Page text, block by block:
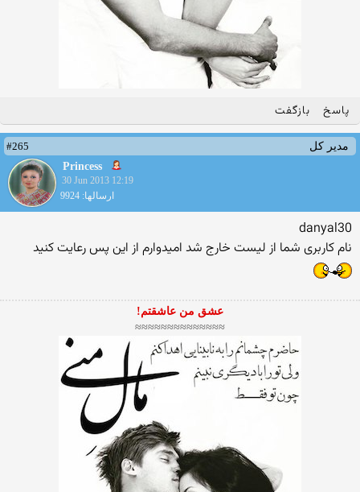
پاسخ بازگفت
مدیر کل
#265
Princess
30 Jun 2013 12:19
ارسالها: 9924
danyal30
نام کاربری شما از لیست خارج شد امیدوارم از این پس رعایت کنید
عشق من عاشقتم!
≈≈≈≈≈≈≈≈≈≈≈≈≈≈